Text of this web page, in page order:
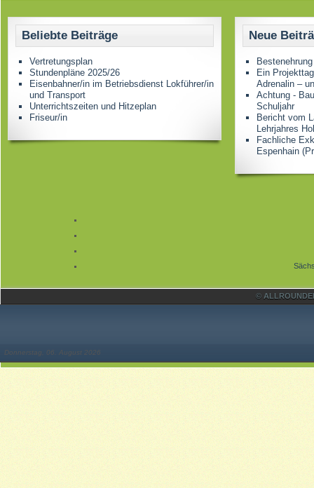
Beliebte Beiträge
Vertretungsplan
Stundenpläne 2025/26
Eisenbahner/in im Betriebsdienst Lokführer/in
und Transport
Unterrichtszeiten und Hitzeplan
Friseur/in
Neue
Ein
Adrenalin –
Achtung -
Schuljahr
Bericht vom
Lehrjahres
Fachliche
Espenhain
©
Donnerstag, 06. August 2026